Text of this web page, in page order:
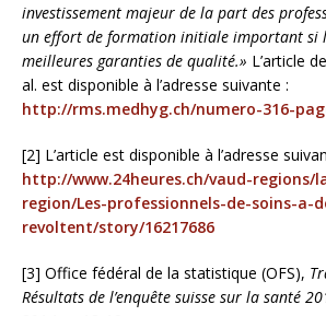
investissement majeur de la part des
un effort de formation initiale important si
meilleures garanties de qualité.» L’article
al. est disponible à l’adresse suivante :
http://rms.medhyg.ch/numero-316-
[2] L’article est disponible à l’adresse
http://www.24heures.ch/vaud-regions/
region/Les-professionnels-de-soins-a-
revoltent/story/16217686
[3] Office fédéral de la statistique (OFS),
Résultats de l’enquête suisse sur la santé